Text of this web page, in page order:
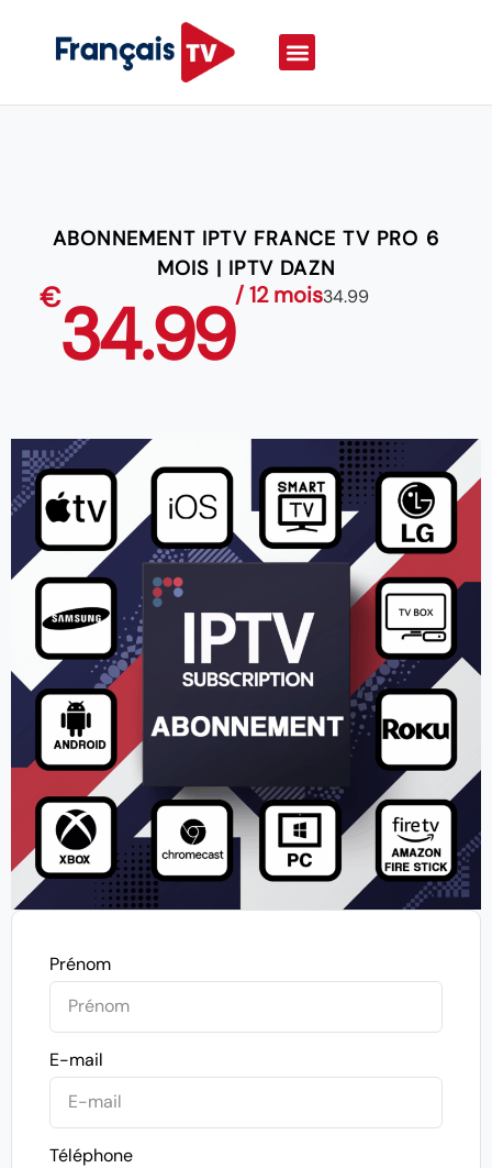
ABONNEMENT IPTV FRANCE TV PRO 6
MOIS | IPTV DAZN
€34.99/ 12 mois34.99
Prénom
E-mail
Téléphone